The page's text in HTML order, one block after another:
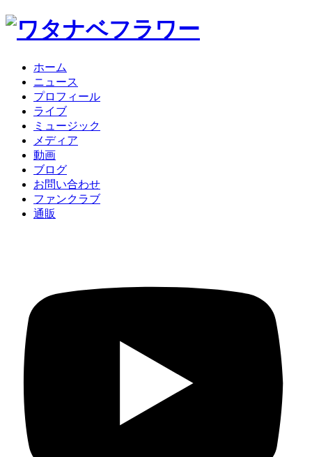
ホーム
ニュース
プロフィール
ライブ
ミュージック
メディア
動画
ブログ
お問い合わせ
ファンクラブ
通販